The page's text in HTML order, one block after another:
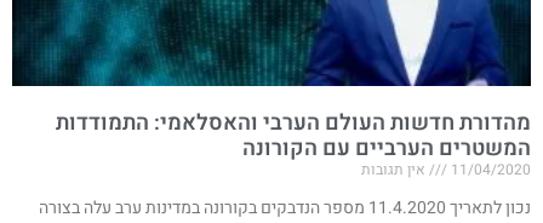
מהדורת חדשות העולם הערבי והאסלאמי: התמודדות
המשטרים הערביים עם הקורונה
11/04/2020 אין תגובות
נכון לתאריך 11.4.2020 מספר הנדבקים בקורונה במדינות ערב עלה בצורה